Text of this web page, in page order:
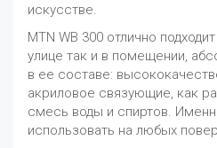
искусстве.
MTN WB 300 отлично
улице так и в помещении,
в ее составе:
акриловое связующие, как
смесь воды и спиртов.
использовать на любых